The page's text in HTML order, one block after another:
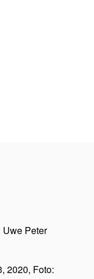
Uwe Peter
2020, Foto: